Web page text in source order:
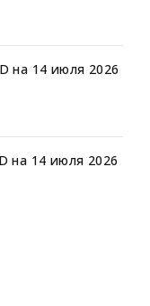
на 14 июля 2026
на 14 июля 2026